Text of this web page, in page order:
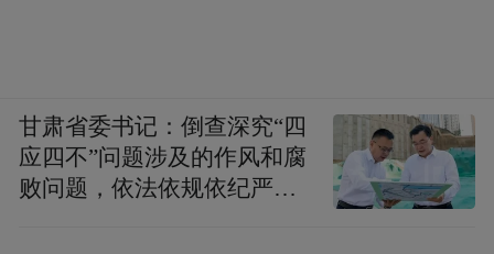
甘肃省委书记：倒查深究“四
应四不”问题涉及的作风和腐
败问题，依法依规依纪严肃